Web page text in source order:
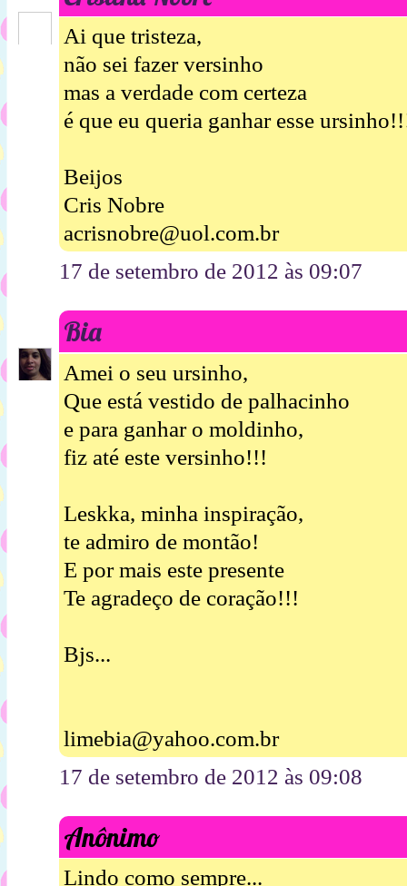
Ai que tristeza,
não sei fazer versinho
mas a verdade com certeza
é que eu queria ganhar esse
Beijos
Cris Nobre
acrisnobre@uol.com.br
17 de setembro de 2012 às 09:07
Bia
Amei o seu ursinho,
Que está vestido de palhacinho
e para ganhar o moldinho,
fiz até este versinho!!!
Leskka, minha inspiração,
te admiro de montão!
E por mais este presente
Te agradeço de coração!!!
Bjs...
limebia@yahoo.com.br
17 de setembro de 2012 às 09:08
Anônimo
Lindo como sempre...